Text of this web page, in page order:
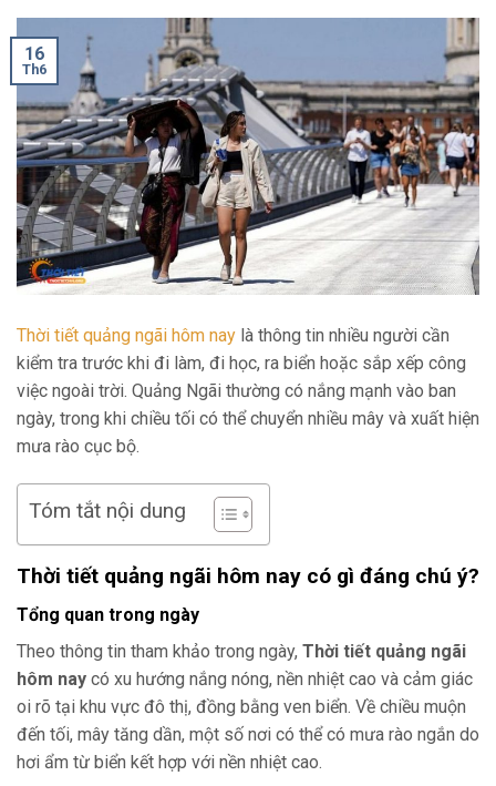
16
Th6
Thời tiết quảng ngãi hôm nay là thông tin nhiều người cần
kiểm tra trước khi đi làm, đi học, ra biển hoặc sắp xếp công
việc ngoài trời. Quảng Ngãi thường có nắng mạnh vào ban
ngày, trong khi chiều tối có thể chuyển nhiều mây và xuất hiện
mưa rào cục bộ.
Tóm tắt nội dung
Thời tiết quảng ngãi hôm nay có gì đáng chú ý?
Tổng quan trong ngày
Theo thông tin tham khảo trong ngày, Thời tiết quảng ngãi
hôm nay có xu hướng nắng nóng, nền nhiệt cao và cảm giác
oi rõ tại khu vực đô thị, đồng bằng ven biển. Về chiều muộn
đến tối, mây tăng dần, một số nơi có thể có mưa rào ngắn do
hơi ẩm từ biển kết hợp với nền nhiệt cao.